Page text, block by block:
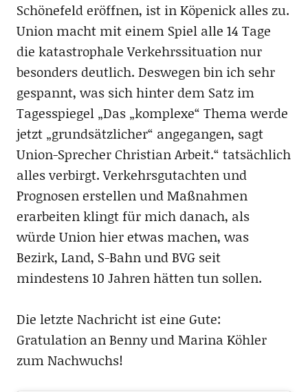
Schönefeld eröffnen, ist in Köpenick alles zu.
Union macht mit einem Spiel alle 14 Tage
die katastrophale Verkehrssituation nur
besonders deutlich. Deswegen bin ich sehr
gespannt, was sich hinter dem Satz im
Tagesspiegel „Das „komplexe“ Thema werde
jetzt „grundsätzlicher“ angegangen, sagt
Union-Sprecher Christian Arbeit.“ tatsächlich
alles verbirgt. Verkehrsgutachten und
Prognosen erstellen und Maßnahmen
erarbeiten klingt für mich danach, als
würde Union hier etwas machen, was
Bezirk, Land, S-Bahn und BVG seit
mindestens 10 Jahren hätten tun sollen.
Die letzte Nachricht ist eine Gute:
Gratulation an Benny und Marina Köhler
zum Nachwuchs!